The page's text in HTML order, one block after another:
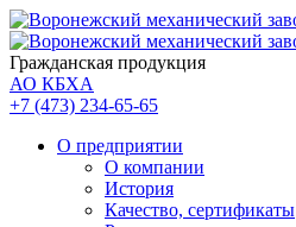
Гражданская продукция
АО КБХА
+7 (473) 234-65-65
О предприятии
О компании
История
Качество, сертификаты